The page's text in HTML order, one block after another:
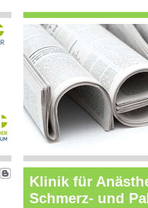
Klinik für
Schmerz- und